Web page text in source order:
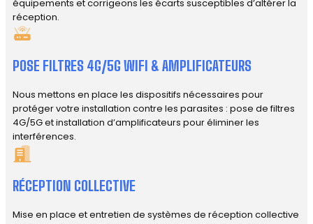
équipements et corrigeons les écarts susceptibles d’altérer la
réception.
POSE FILTRES 4G/5G WIFI & AMPLIFICATEURS
Nous mettons en place les dispositifs nécessaires pour
protéger votre installation contre les parasites : pose de filtres
4G/5G et installation d’amplificateurs pour éliminer les
interférences.
RÉCEPTION COLLECTIVE
Mise en place et entretien de systèmes de réception collective